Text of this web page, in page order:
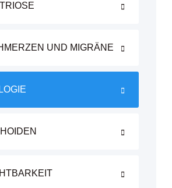
UND MIGRÄNE